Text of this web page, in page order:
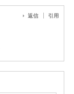
返信 引用